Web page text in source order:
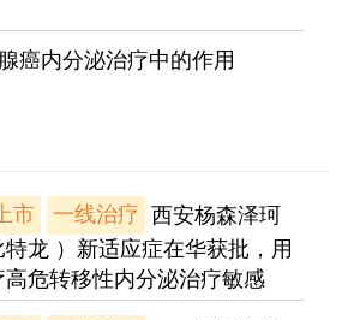
癌内分泌治疗中的作用
市 一线治疗 西安杨森泽珂
特龙 ）新适应症在华获批，用
高危转移性内分泌治疗敏感